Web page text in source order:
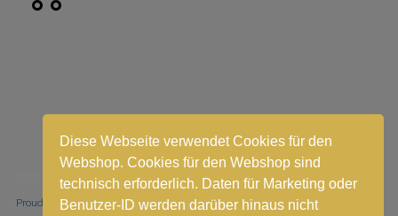
Proudly powered by WordPress|Theme: Stay by WordPress.com.
Diese Webseite verwendet Cookies für den
Webshop. Cookies für den Webshop sind
technisch erforderlich. Daten für Marketing oder
Benutzer-ID werden darüber hinaus nicht